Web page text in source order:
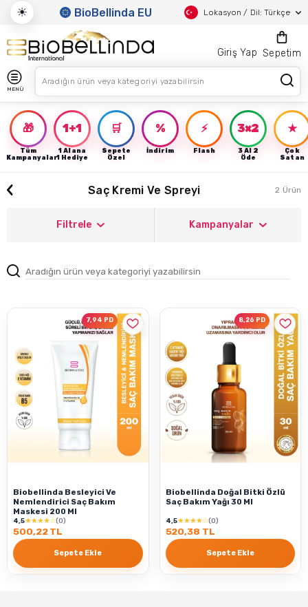
☀ BioBellinda EU Lokasyon / Dil: Türkçe
Giriş Yap Sepetim
MENÜ
🎁
Tüm
Kampanyalar
1+1
1 Alana
1 Hediye
🛒
Sepete
Özel
%
İndirim
⚡
Flash
3×2
3 Al 2
Öde
★
Çok
Satan
Saç Kremi Ve Spreyi 2 Ürün
Filtrele Kampanyalar
7,94 PD
Biobellinda Besleyici Ve
Nemlendirici Saç Bakım
Maskesi 200 Ml
4,5★★★★☆(0)
500,22 TL
Sepete Ekle
8,26 PD
Biobellinda Doğal Bitki Özlü
Saç Bakım Yağı 30 Ml
4,5★★★★☆(0)
520,38 TL
Sepete Ekle